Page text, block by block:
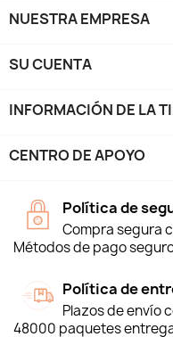
NUESTRA EMPRESA
SU CUENTA
INFORMACIÓN DE LA
CENTRO DE APOYO
Política de
Compra segura
Métodos de pago
Política de
Plazos de envío
48000 paquetes